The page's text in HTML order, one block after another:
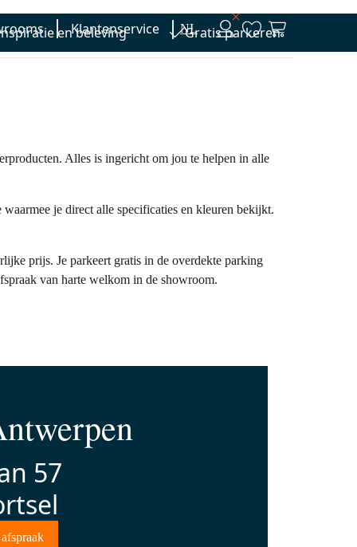
Klantenservice NL
en beleving Gratis parkeren
Alles is ingericht om jou te helpen in alle
je direct alle specificaties en kleuren bekijkt.
prijs. Je parkeert gratis in de overdekte parking
van harte welkom in de showroom.
57